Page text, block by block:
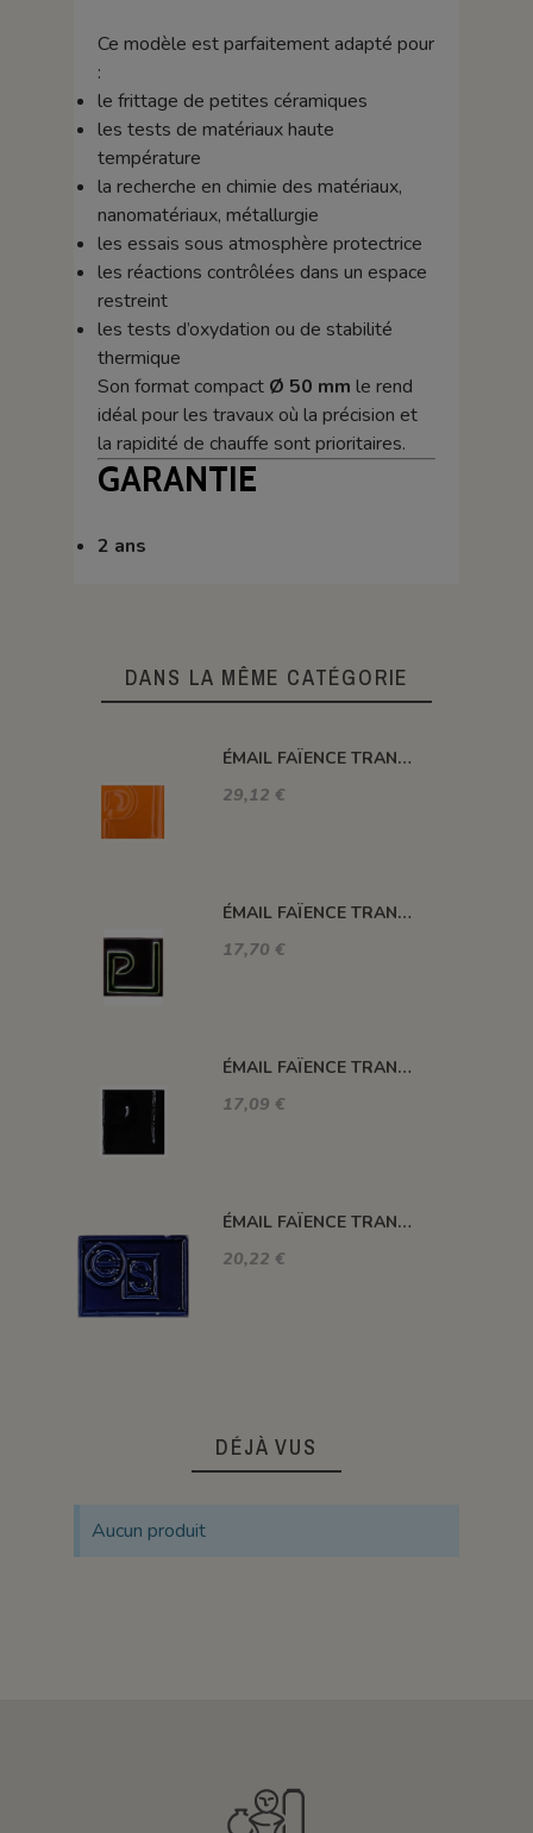
Ce modèle est parfaitement adapté pour
:
le frittage de petites céramiques
les tests de matériaux haute
température
la recherche en chimie des matériaux,
nanomatériaux, métallurgie
les essais sous atmosphère protectrice
les réactions contrôlées dans un espace
restreint
les tests d’oxydation ou de stabilité
thermique
Son format compact Ø 50 mm le rend
idéal pour les travaux où la précision et
la rapidité de chauffe sont prioritaires.
GARANTIE
2 ans
DANS LA MÊME CATÉGORIE
ÉMAIL FAÏENCE TRANSPARENT SANS PLOMB BRILLANT ORANGE VIF XP3051/T
29,12 €
ÉMAIL FAÏENCE TRANSPARENT SANS PLOMB BRILLANT VERT XP3025
17,70 €
ÉMAIL FAÏENCE TRANSPARENT SANS PLOMB BRILLANT NOIR XP3072
17,09 €
ÉMAIL FAÏENCE TRANSPARENT SANS PLOMB BRILLANT BLEU COBALT ES850
20,22 €
DÉJÀ VUS
Aucun produit